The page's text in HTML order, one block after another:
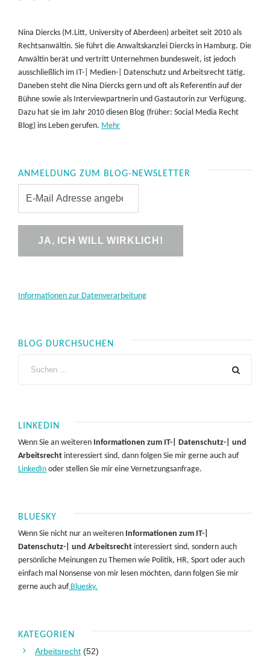
Nina Diercks (M.Litt, University of Aberdeen) arbeitet seit 2010 als
Rechtsanwältin. Sie führt die Anwaltskanzlei Diercks in Hamburg. Die
Anwältin berät und vertritt Unternehmen bundesweit, ist jedoch
ausschließlich im IT-| Medien-| Datenschutz und Arbeitsrecht tätig.
Daneben steht die Nina Diercks gern und oft als Referentin auf der
Bühne sowie als Interviewpartnerin und Gastautorin zur Verfügung.
Dazu hat sie im Jahr 2010 diesen Blog (früher: Social Media Recht
Blog) ins Leben gerufen. Mehr
ANMELDUNG ZUM BLOG-NEWSLETTER
Informationen zur Datenverarbeitung
BLOG DURCHSUCHEN
LINKEDIN
Wenn Sie an weiteren Informationen zum IT-| Datenschutz-| und
Arbeitsrecht interessiert sind, dann folgen Sie mir gerne auch auf
LinkedIn oder stellen Sie mir eine Vernetzungsanfrage.
BLUESKY
Wenn Sie nicht nur an weiteren Informationen zum IT-|
Datenschutz-| und Arbeitsrecht interessiert sind, sondern auch
persönliche Meinungen zu Themen wie Politik, HR, Sport oder auch
einfach mal Nonsense von mir lesen möchten, dann folgen Sie mir
gerne auch aufBluesky.
KATEGORIEN
Arbeitsrecht (52)